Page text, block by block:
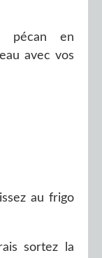
pécan en
avec vos
au frigo
sortez la